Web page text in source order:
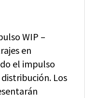
WIP –
en
el impulso
Los